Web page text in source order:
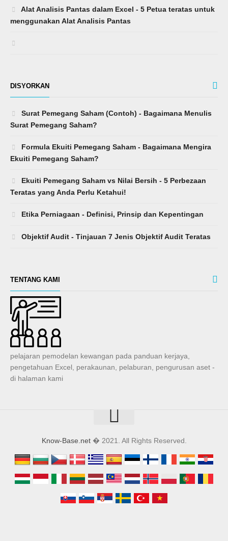
Alat Analisis Pantas dalam Excel - 5 Petua teratas untuk
menggunakan Alat Analisis Pantas
DISYORKAN
Surat Pemegang Saham (Contoh) - Bagaimana Menulis
Surat Pemegang Saham?
Formula Ekuiti Pemegang Saham - Bagaimana Mengira
Ekuiti Pemegang Saham?
Ekuiti Pemegang Saham vs Nilai Bersih - 5 Perbezaan
Teratas yang Anda Perlu Ketahui!
Etika Perniagaan - Definisi, Prinsip dan Kepentingan
Objektif Audit - Tinjauan 7 Jenis Objektif Audit Teratas
TENTANG KAMI
pelajaran pemodelan kewangan pada panduan kerjaya,
pengetahuan Excel, perakaunan, pelaburan, pengurusan aset -
di halaman kami
Know-Base.net� 2021. All Rights Reserved.